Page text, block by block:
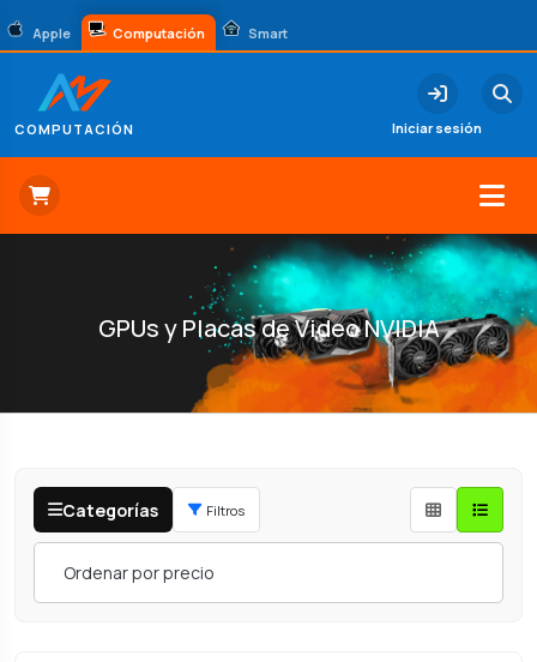
Apple Computación Smart
COMPUTACIÓN Iniciar sesión
GPUs y Placas de Video NVIDIA
Categorías Filtros
Ordenar por precio